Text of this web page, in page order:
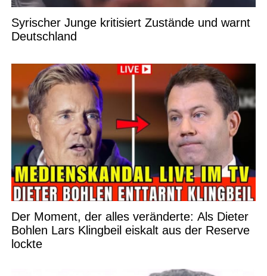
Syrischer Junge kritisiert Zustände und warnt
Deutschland
Der Moment, der alles veränderte: Als Dieter
Bohlen Lars Klingbeil eiskalt aus der Reserve
lockte